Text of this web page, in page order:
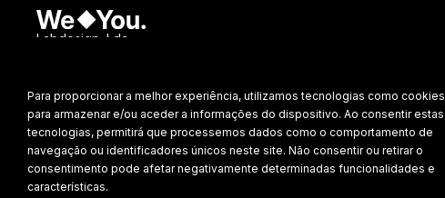
Para proporcionar a melhor experiência, utilizamos tecnologias como cookies
para armazenar e/ou aceder a informações do dispositivo. Ao consentir estas
tecnologias, permitirá que processemos dados como o comportamento de
navegação ou identificadores únicos neste site. Não consentir ou retirar o
consentimento pode afetar negativamente determinadas funcionalidades e
características.
Labdesign, Lda.
Política de Privacidade